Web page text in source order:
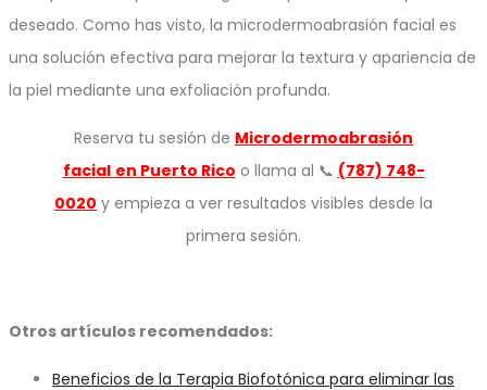
deseado. Como has visto, la microdermoabrasión facial es
una solución efectiva para mejorar la textura y apariencia de
la piel mediante una exfoliación profunda.
Reserva tu sesión de Microdermoabrasión
facial en Puerto Rico o llama al 📞 (787) 748-
0020 y empieza a ver resultados visibles desde la
primera sesión.
Otros artículos recomendados:
Beneficios de la Terapia Biofotónica para eliminar las